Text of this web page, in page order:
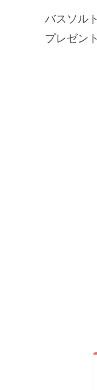
バスソル
プレゼン